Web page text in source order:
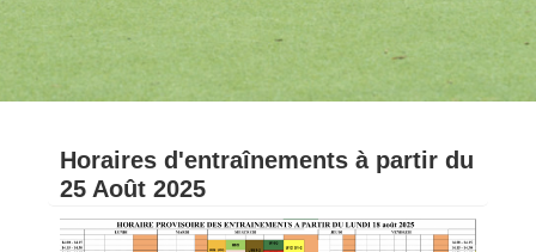
Horaires d'entraînements à partir du
25 Août 2025